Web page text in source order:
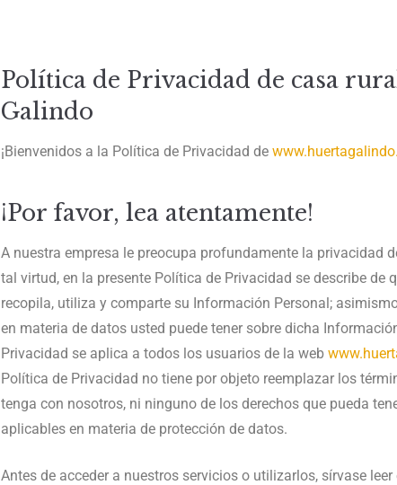
Política de Privacidad de casa
Galindo
¡Bienvenidos a la Política de Privacidad de
¡Por favor, lea atentamente!
A nuestra empresa le preocupa profundamente la privacidad
tal virtud, en la presente Política de Privacidad se describe de
recopila, utiliza y comparte su Información Personal;
en materia de datos usted puede tener sobre dicha
Privacidad se aplica a todos los usuarios de la web
Política de Privacidad no tiene por objeto reemplazar los
tenga con nosotros, ni ninguno de los derechos que pueda
aplicables en materia de protección de datos.
Antes de acceder a nuestros servicios o utilizarlos, sírvase